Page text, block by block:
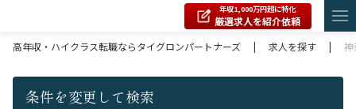
年収1,000万円超に特化
厳選求人を紹介依頼
高年収・ハイクラス転職ならタイグロンパートナーズ
| 求人を探す |
条件を変更して検索